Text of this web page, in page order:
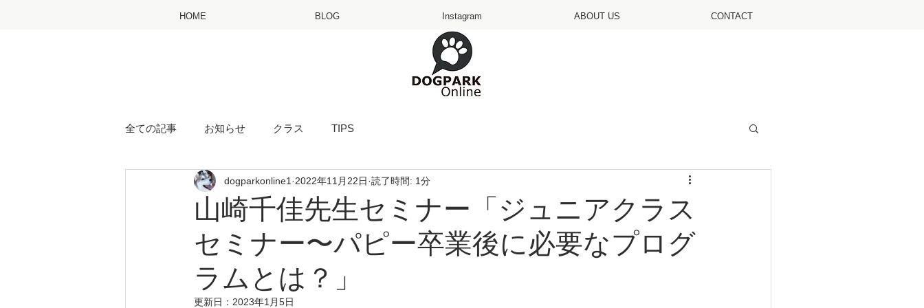
HOME BLOG Instagram ABOUT US CONTACT
全ての記事 お知らせ クラス TIPS
山崎千佳先生セミナー「ジュニアクラス
セミナー〜パピー卒業後に必要なプログ
ラムとは？」
dogparkonline1 2022年11月22日 読了時間: 1分
更新日： 2023年1月5日